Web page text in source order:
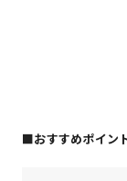
■おすすめポイン